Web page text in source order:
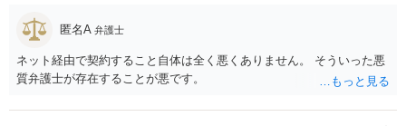
匿名A 弁護士
ネット経由で契約すること自体は全く悪くありません。 そういった悪
質弁護士が存在することが悪です。